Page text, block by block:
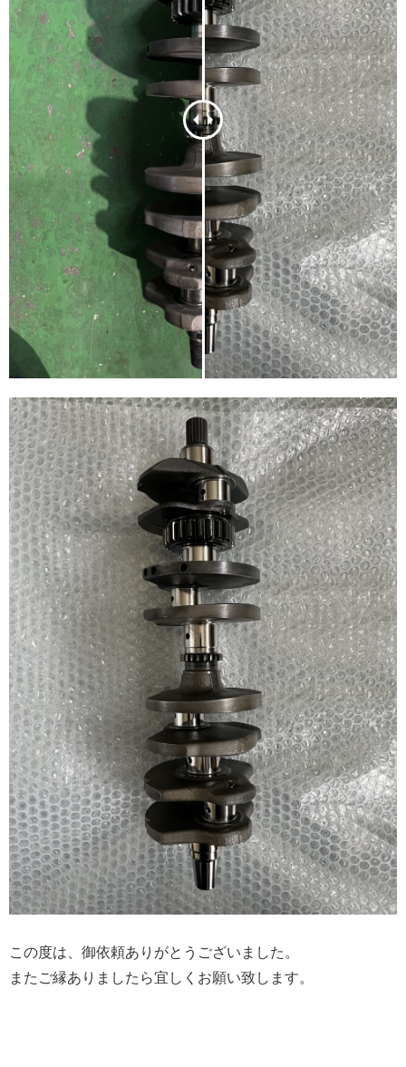
この度は、御依頼ありがとうございました。
またご縁ありましたら宜しくお願い致します。